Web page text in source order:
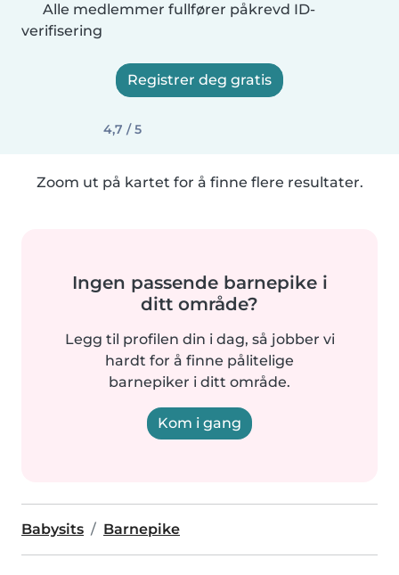
Alle medlemmer fullfører påkrevd ID-
verifisering
Registrer deg gratis
4,7 / 5
Zoom ut på kartet for å finne flere resultater.
Ingen passende barnepike i
ditt område?
Legg til profilen din i dag, så jobber vi
hardt for å finne pålitelige
barnepiker i ditt område.
Kom i gang
Babysits Barnepike